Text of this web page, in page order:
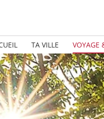
TA VILLE VOYAGE